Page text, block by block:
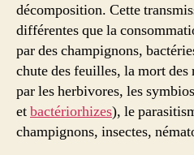
décomposition. Cette
différentes que la
par des champignons,
chute des feuilles, la mort
par les herbivores, les
etbactériorhizes), le
champignons, insectes,